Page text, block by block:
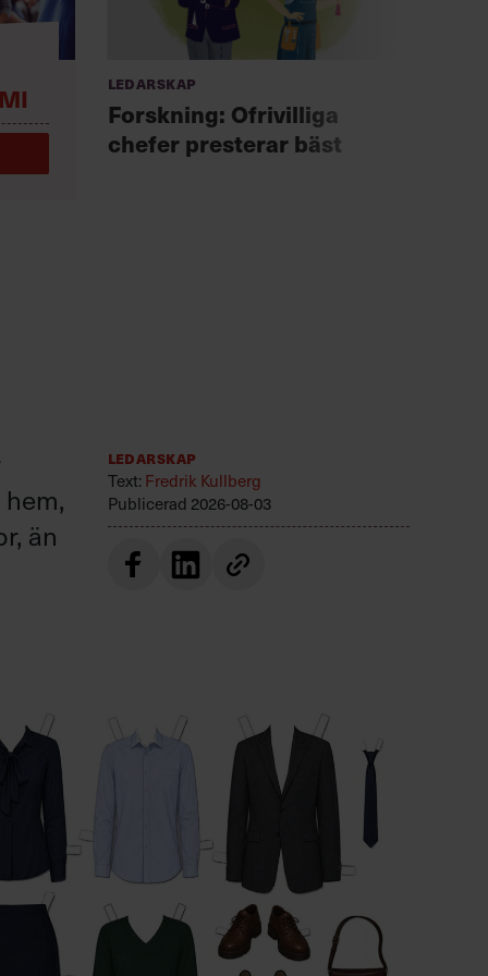
Ledarskap
Forskning: Ofrivilliga
chefer presterar bäst
än
Ledarskap
Text: Fredrik Kullberg
Publicerad 2026-08-03